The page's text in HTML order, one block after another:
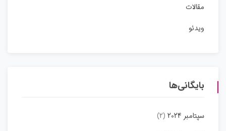
مقالات
ویدئو
بایگانی‌ها
سپتامبر 2024
(2)